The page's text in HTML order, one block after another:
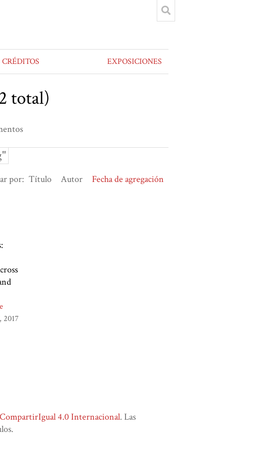
CRÉDITOS EXPOSICIONES
total)
por: Título Autor Fecha de agregación
2017
4.0 Internacional. Las